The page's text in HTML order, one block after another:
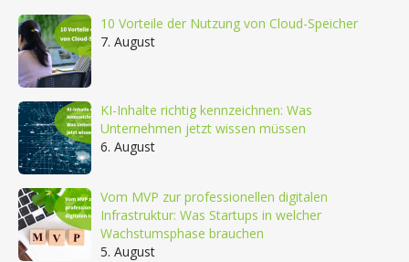
10 Vorteile der Nutzung von Cloud-Speicher
7. August
KI-Inhalte richtig kennzeichnen: Was
Unternehmen jetzt wissen müssen
6. August
Vom MVP zur professionellen digitalen
Infrastruktur: Was Startups in welcher
Wachstumsphase brauchen
5. August